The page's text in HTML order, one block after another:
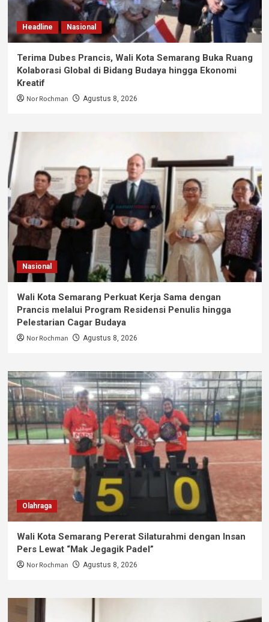
Headline Nasional
Terima Dubes Prancis, Wali Kota Semarang Buka Ruang
Kolaborasi Global di Bidang Budaya hingga Ekonomi
Kreatif
Nor Rochman Agustus 8, 2026
Nasional
Wali Kota Semarang Perkuat Kerja Sama dengan
Prancis melalui Program Residensi Penulis hingga
Pelestarian Cagar Budaya
Nor Rochman Agustus 8, 2026
Olahraga
Wali Kota Semarang Pererat Silaturahmi dengan Insan
Pers Lewat “Mak Jegagik Padel”
Nor Rochman Agustus 8, 2026